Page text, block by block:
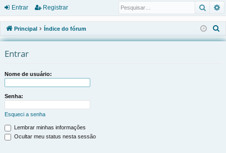
in
ks
rá
pi
os
u
ns
ra
r
eg
ist
ra
Entrar Registrar
Principal Índice do fórum
e
Entrar
Nome de usuário:
Senha:
Esqueci a senha
Lembrar minhas informações
Ocultar meu status nesta sessão